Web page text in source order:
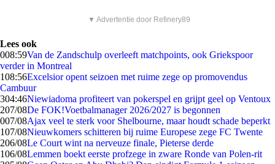
▼ Advertentie door Refinery89
Lees ook
008:59Van de Zandschulp overleeft matchpoints, ook Griekspoor
verder in Montreal
108:56Excelsior opent seizoen met ruime zege op promovendus
Cambuur
304:46Niewiadoma profiteert van pokerspel en grijpt geel op Ventoux
207/08De FOK!Voetbalmanager 2026/2027 is begonnen
007/08Ajax veel te sterk voor Shelbourne, maar houdt schade beperkt
107/08Nieuwkomers schitteren bij ruime Europese zege FC Twente
206/08Le Court wint na nerveuze finale, Pieterse derde
106/08Lemmen boekt eerste profzege in zware Ronde van Polen-rit